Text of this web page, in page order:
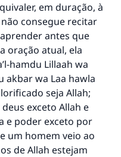
em duração, à
consegue recitar
antes que
oração atual, ela
hamdu Lillaah wa
akbar wa Laa hawla
seja Allah;
exceto Allah e
e poder exceto por
um homem veio ao
de Allah estejam